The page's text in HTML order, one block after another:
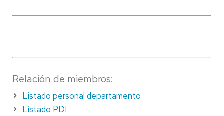
Relación de miembros:
Listado personal departamento
Listado PDI